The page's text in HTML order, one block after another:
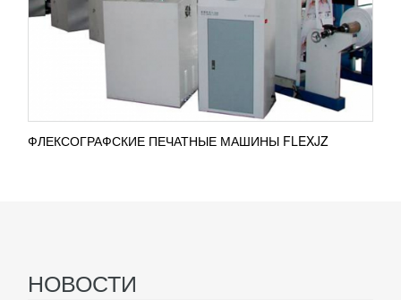
ФЛЕКСОГРАФСКИЕ ПЕЧАТНЫЕ МАШИНЫ FLEXJZ
НОВОСТИ